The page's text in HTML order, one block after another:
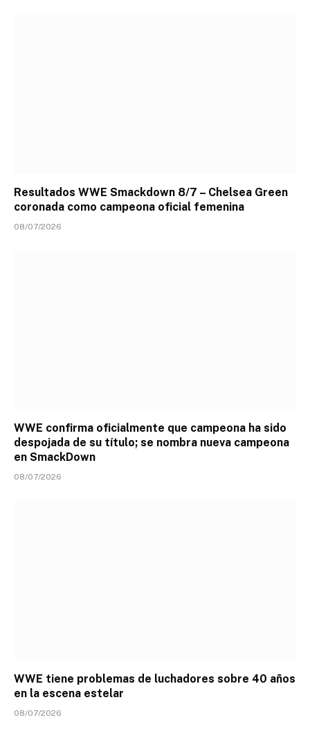
Resultados WWE Smackdown 8/7 – Chelsea Green
coronada como campeona oficial femenina
08/07/2026
WWE confirma oficialmente que campeona ha sido
despojada de su título; se nombra nueva campeona
en SmackDown
08/07/2026
WWE tiene problemas de luchadores sobre 40 años
en la escena estelar
08/07/2026